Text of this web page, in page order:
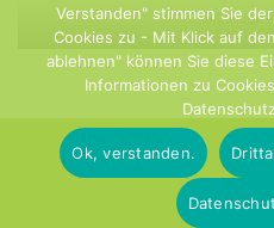
Verstanden" stimmen Sie
Cookies zu - Mit Klick auf
ablehnen" können Sie diese
Informationen zu
Ok, verstanden.